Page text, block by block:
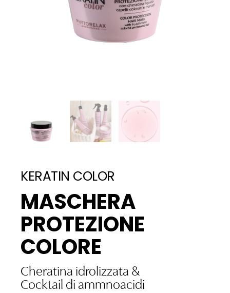
KERATIN COLOR
MASCHERA
PROTEZIONE
COLORE
Cheratina idrolizzata&
Cocktail di ammnoacidi